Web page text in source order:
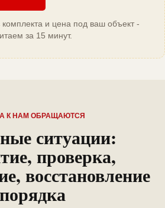
и цена под ваш объект -
за 15 минут.
К НАМ ОБРАЩАЮТСЯ
ситуации:
проверка,
восстановление
порядка